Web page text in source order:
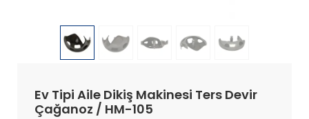
Ev Tipi Aile Dikiş Makinesi Ters Devir
Çağanoz / HM-105